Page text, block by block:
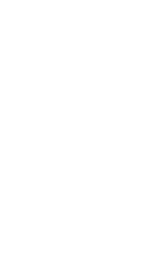
El escultor, Navarro
hará declaraciones
recupere la